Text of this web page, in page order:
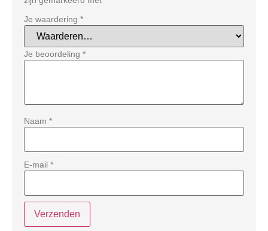
Je waardering *
Je beoordeling *
Naam *
E-mail *